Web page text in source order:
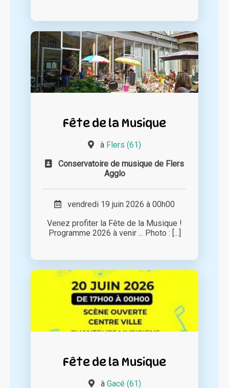
Fête de la Musique
à Flers (61)
Conservatoire de musique de Flers
Agglo
vendredi 19 juin 2026 à 00h00
Venez profiter la Fête de la Musique !
Programme 2026 à venir ... Photo : [...]
Fête de la Musique
à Gacé (61)